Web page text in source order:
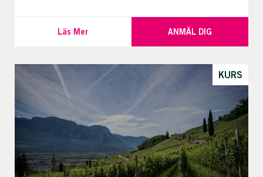
Läs Mer ANMÄL DIG
KURS